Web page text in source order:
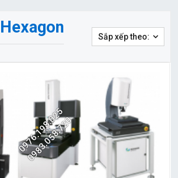
Sắp xếp theo:
0976.198.025
0983.058.720